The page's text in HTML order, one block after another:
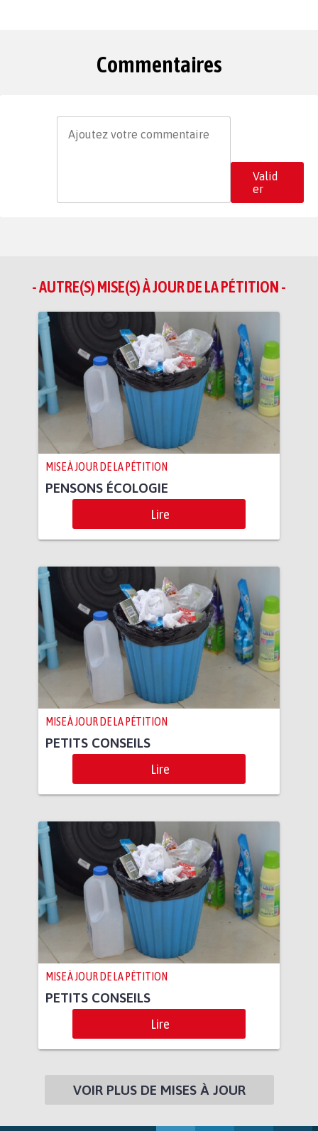
Commentaires
Valid
er
- AUTRE(S) MISE(S) À JOUR DE LA PÉTITION -
MISE À JOUR DE LA PÉTITION
PENSONS ÉCOLOGIE
Lire
MISE À JOUR DE LA PÉTITION
PETITS CONSEILS
Lire
MISE À JOUR DE LA PÉTITION
PETITS CONSEILS
Lire
VOIR PLUS DE MISES À JOUR